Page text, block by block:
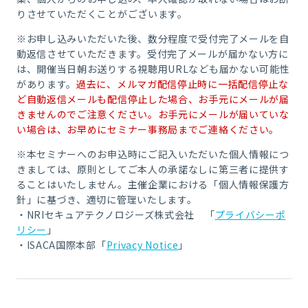
りさせていただくことがございます。
※お申し込みいただいた後、数分程度で受付完了メールを自
動返信させていただきます。受付完了メールが届かない方に
は、開催当日朝お送りする視聴用URLなども届かない可能性
があります。過去に、メルマガ配信停止時に一括配信停止な
ど自動返信メールも配信停止した場合、お手元にメールが届
きませんのでご注意ください。お手元にメールが届いていな
い場合は、お早めにセミナー事務局までご連絡ください。
※本セミナーへのお申込時にご記入いただいた個人情報につ
きましては、原則としてご本人の承諾なしに第三者に提供す
ることはいたしません。主催企業における「個人情報保護方
針」に基づき、適切に管理いたします。
・NRIセキュアテクノロジーズ株式会社 「プライバシーポ
リシー 」
・ISACA国際本部「Privacy Notice 」